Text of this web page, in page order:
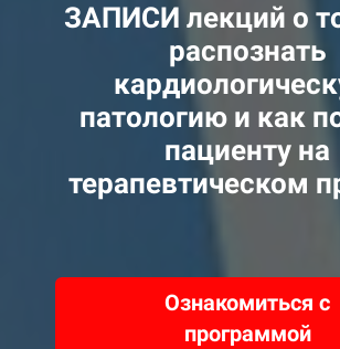
ЗАПИСИ лекций о
распознать
патологию и как
пациенту на
терапевтическом
Ознакомиться с
программой